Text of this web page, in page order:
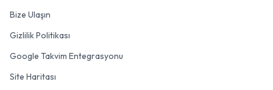
Bize Ulaşın
Gizlilik Politikası
Google Takvim Entegrasyonu
Site Haritası